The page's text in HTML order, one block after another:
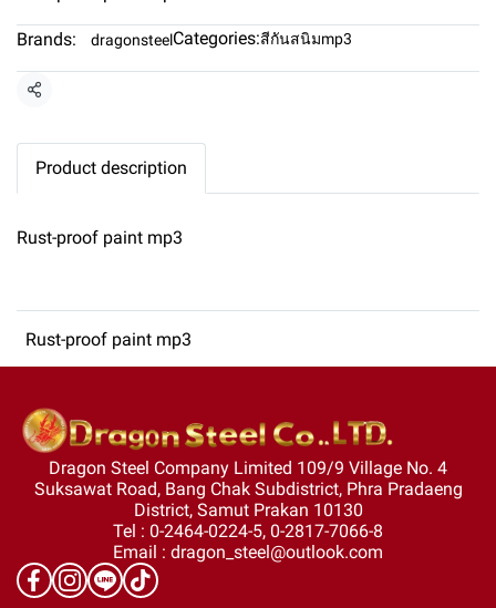
Brands: dragonsteelCategories:สีกันสนิมmp3
Share
Product description
Rust-proof paint mp3
Rust-proof paint mp3
Dragon Steel Company Limited 109/9 Village No. 4
Suksawat Road, Bang Chak Subdistrict, Phra Pradaeng
District, Samut Prakan 10130
Tel : 0-2464-0224-5, 0-2817-7066-8
Email : dragon_steel@outlook.com